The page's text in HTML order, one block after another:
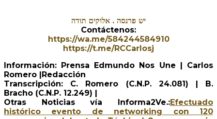
יש פרנסה . אלוקים תודה
Contáctenos:
https://wa.me/584244584910
https://t.me/RCCarlosj
Información: Prensa Edmundo Nos Une | Carlos
Romero |Redacción
Transcripción: C. Romero (C.N.P. 24.081) | B.
Bracho (C.N.P. 12.249) |
Otras Noticias vía Informa2Ve.:Efectuado
histórico evento de networking con 120